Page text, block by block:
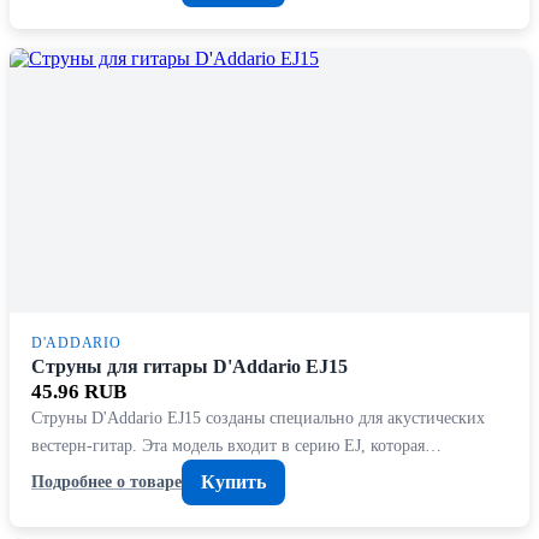
D'ADDARIO
Струны для гитары D'Addario EJ15
45.96 RUB
Струны D'Addario EJ15 созданы специально для акустических
вестерн-гитар. Эта модель входит в серию EJ, которая…
Подробнее о товаре
Купить